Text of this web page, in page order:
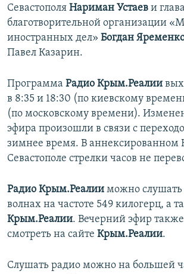
Севастополя Нариман Устаев и глава
благотворительной организации
иностранных дел» Богдан
Павел Казарин.
Программа Радио Крым.Реалии
в 8:35 и 18:30 (по киевскому
(по московскому времени).
эфира произошли в связи с
зимнее время. В аннексированном
Севастополе стрелки часов не
Радио Крым.Реалии можно слушать
волнах на частоте 549 килогерц, а
Крым.Реалии. Вечерний эфир
смотреть на сайте Крым.Реалии.
Слушать радио можно на большей